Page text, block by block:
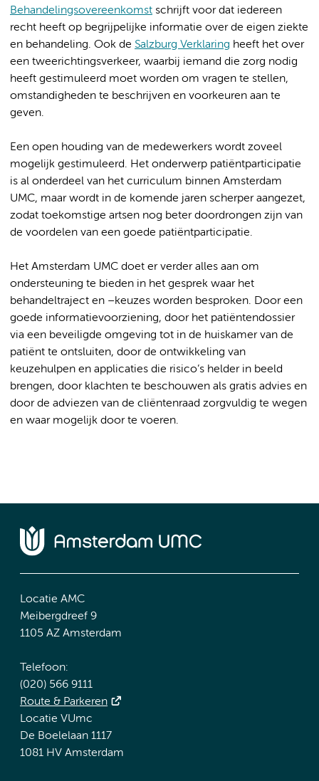
Behandelingsovereenkomst schrijft voor dat iedereen
recht heeft op begrijpelijke informatie over de eigen ziekte
en behandeling. Ook de Salzburg Verklaring heeft het over
een tweerichtingsverkeer, waarbij iemand die zorg nodig
heeft gestimuleerd moet worden om vragen te stellen,
omstandigheden te beschrijven en voorkeuren aan te
geven.
Een open houding van de medewerkers wordt zoveel
mogelijk gestimuleerd. Het onderwerp patiëntparticipatie
is al onderdeel van het curriculum binnen Amsterdam
UMC, maar wordt in de komende jaren scherper aangezet,
zodat toekomstige artsen nog beter doordrongen zijn van
de voordelen van een goede patiëntparticipatie.
Het Amsterdam UMC doet er verder alles aan om
ondersteuning te bieden in het gesprek waar het
behandeltraject en –keuzes worden besproken. Door een
goede informatievoorziening, door het patiëntendossier
via een beveiligde omgeving tot in de huiskamer van de
patiënt te ontsluiten, door de ontwikkeling van
keuzehulpen en applicaties die risico’s helder in beeld
brengen, door klachten te beschouwen als gratis advies en
door de adviezen van de cliëntenraad zorgvuldig te wegen
en waar mogelijk door te voeren.
Locatie AMC
Meibergdreef 9
1105 AZ Amsterdam
Telefoon:
(020) 566 9111
Route & Parkeren
Locatie VUmc
De Boelelaan 1117
1081 HV Amsterdam